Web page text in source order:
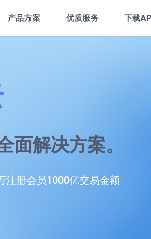
产品方案 优质服务 下载
解决方案。
注册会员1000亿交易金额